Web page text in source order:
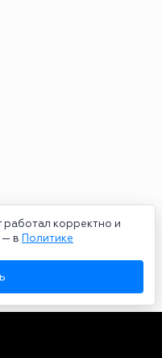
работал корректно и
— в Политике